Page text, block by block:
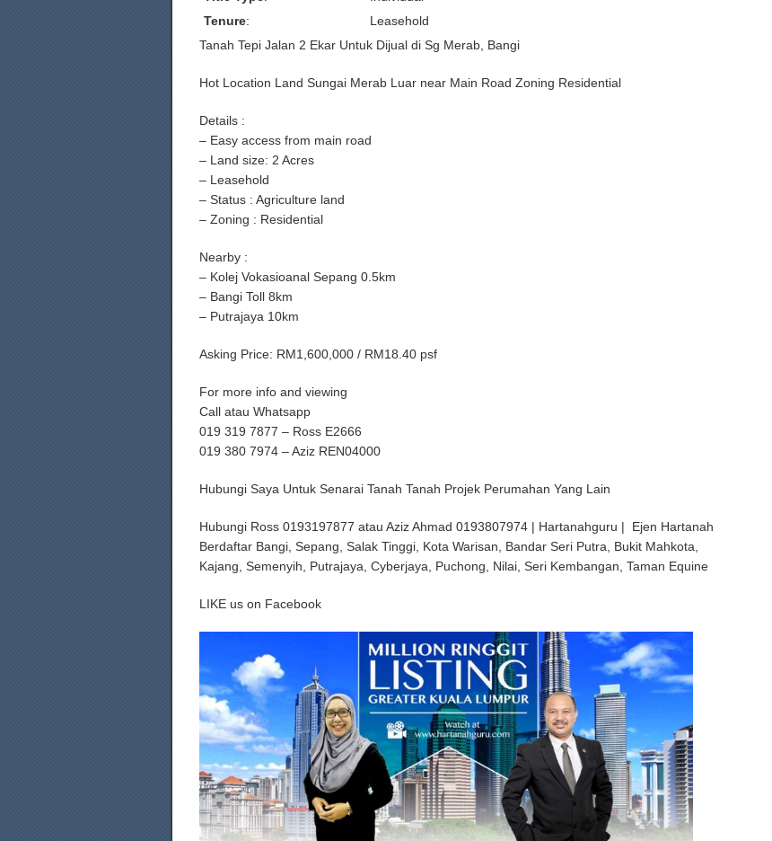
Tenure:
Leasehold
Tanah Tepi Jalan 2 Ekar Untuk Dijual di Sg Merab, Bangi
Hot Location Land Sungai Merab Luar near Main Road Zoning Residential
Details :
– Easy access from main road
– Land size: 2 Acres
– Leasehold
– Status : Agriculture land
– Zoning : Residential
Nearby :
– Kolej Vokasioanal Sepang 0.5km
– Bangi Toll 8km
– Putrajaya 10km
Asking Price: RM1,600,000 / RM18.40 psf
For more info and viewing
Call atau Whatsapp
019 319 7877 – Ross E2666
019 380 7974 – Aziz REN04000
Hubungi Saya Untuk Senarai Tanah Tanah Projek Perumahan Yang Lain
Hubungi Ross 0193197877 atau Aziz Ahmad 0193807974 | Hartanahguru | Ejen Hartanah
Berdaftar Bangi, Sepang, Salak Tinggi, Kota Warisan, Bandar Seri Putra, Bukit Mahkota,
Kajang, Semenyih, Putrajaya, Cyberjaya, Puchong, Nilai, Seri Kembangan, Taman Equine
LIKE us on Facebook